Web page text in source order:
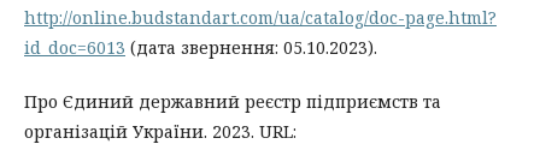
http://online.budstandart.com/ua/catalog/doc-page.html?
id_doc=6013 (дата звернення: 05.10.2023).
Про Єдиний державний реєстр підприємств та
організацій України. 2023. URL: